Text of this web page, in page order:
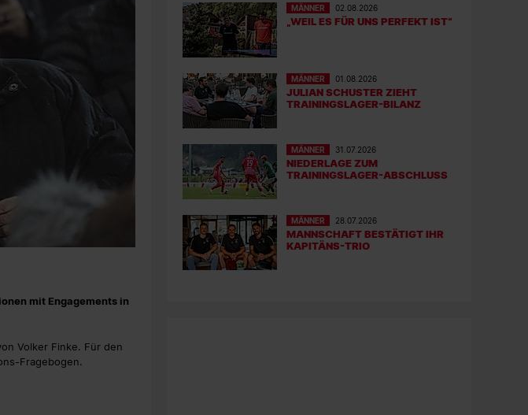
mit Engagements in
Volker Finke. Für den
Fragebogen.
MÄNNER 02.08.2026
„WEIL ES FÜR UNS PERFEKT IST“
MÄNNER 01.08.2026
JULIAN SCHUSTER ZIEHT
TRAININGSLAGER-BILANZ
MÄNNER 31.07.2026
NIEDERLAGE ZUM
TRAININGSLAGER-ABSCHLUSS
MÄNNER 28.07.2026
MANNSCHAFT BESTÄTIGT IHR
KAPITÄNS-TRIO